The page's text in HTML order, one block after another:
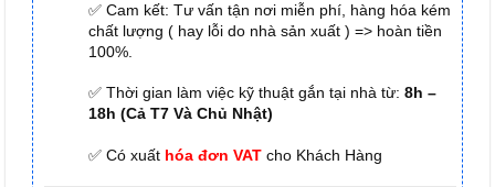
✅ Cam kết: Tư vấn tận nơi miễn phí, hàng hóa kém
chất lượng ( hay lỗi do nhà sản xuất ) => hoàn tiền
100%.
✅ Thời gian làm việc kỹ thuật gắn tại nhà từ: 8h –
18h (Cả T7 Và Chủ Nhật)
✅ Có xuất hóa đơn VAT cho Khách Hàng